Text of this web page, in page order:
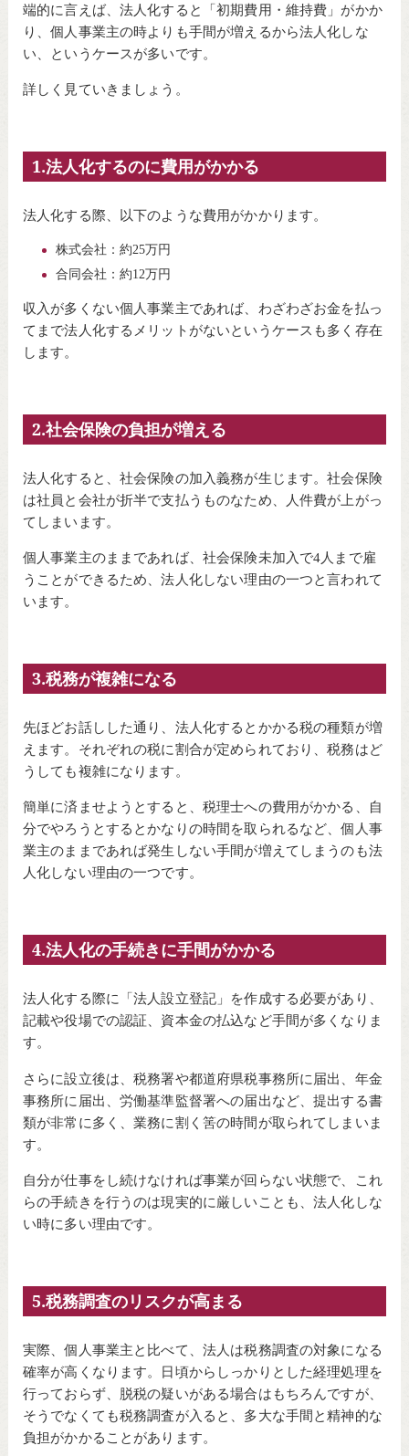
端的に言えば、法人化すると「初期費用・維持費」がかか
り、個人事業主の時よりも手間が増えるから法人化しな
い、というケースが多いです。
詳しく見ていきましょう。
1.法人化するのに費用がかかる
法人化する際、以下のような費用がかかります。
株式会社：約25万円
合同会社：約12万円
収入が多くない個人事業主であれば、わざわざお金を払っ
てまで法人化するメリットがないというケースも多く存在
します。
2.社会保険の負担が増える
法人化すると、社会保険の加入義務が生じます。社会保険
は社員と会社が折半で支払うものなため、人件費が上がっ
てしまいます。
個人事業主のままであれば、社会保険未加入で4人まで雇
うことができるため、法人化しない理由の一つと言われて
います。
3.税務が複雑になる
先ほどお話しした通り、法人化するとかかる税の種類が増
えます。それぞれの税に割合が定められており、税務はど
うしても複雑になります。
簡単に済ませようとすると、税理士への費用がかかる、自
分でやろうとするとかなりの時間を取られるなど、個人事
業主のままであれば発生しない手間が増えてしまうのも法
人化しない理由の一つです。
4.法人化の手続きに手間がかかる
法人化する際に「法人設立登記」を作成する必要があり、
記載や役場での認証、資本金の払込など手間が多くなりま
す。
さらに設立後は、税務署や都道府県税事務所に届出、年金
事務所に届出、労働基準監督署への届出など、提出する書
類が非常に多く、業務に割く筈の時間が取られてしまいま
す。
自分が仕事をし続けなければ事業が回らない状態で、これ
らの手続きを行うのは現実的に厳しいことも、法人化しな
い時に多い理由です。
5.税務調査のリスクが高まる
実際、個人事業主と比べて、法人は税務調査の対象になる
確率が高くなります。日頃からしっかりとした経理処理を
行っておらず、脱税の疑いがある場合はもちろんですが、
そうでなくても税務調査が入ると、多大な手間と精神的な
負担がかかることがあります。